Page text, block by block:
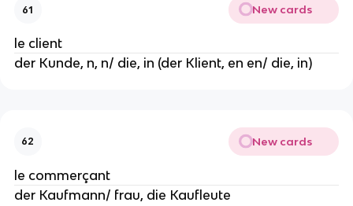
61 New cards
le client
der Kunde, n, n/ die, in (der Klient, en en/ die, in)
62 New cards
le commerçant
der Kaufmann/ frau, die Kaufleute